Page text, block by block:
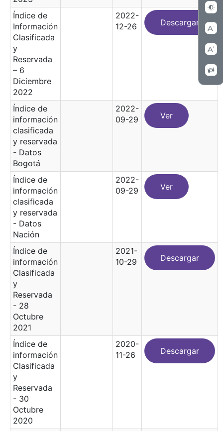
Índice de
Información
Clasificada
y
Reservada
– 6
Diciembre
2022
2022-
12-26
Descargar
Índice de
información
clasificada
y reservada
- Datos
Bogotá
2022-
09-29
Ver
Índice de
información
clasificada
y reservada
- Datos
Nación
2022-
09-29
Ver
Índice de
información
Clasificada
y
Reservada
- 28
Octubre
2021
2021-
10-29
Descargar
Índice de
información
Clasificada
y
Reservada
- 30
Octubre
2020
2020-
11-26
Descargar